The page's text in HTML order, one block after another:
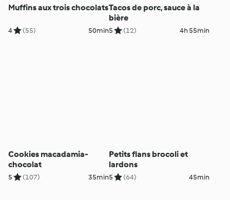
Muffins aux trois chocolats
4 (55) 50min
Tacos de porc, sauce à la
bière
5 (12) 4h 55min
Cookies macadamia-
chocolat
5 (107) 35min
Petits flans brocoli et
lardons
5 (64) 45min